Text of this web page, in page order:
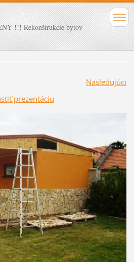
!!! Rekonštrukcie bytov
Nasledujúci
prezentáciu